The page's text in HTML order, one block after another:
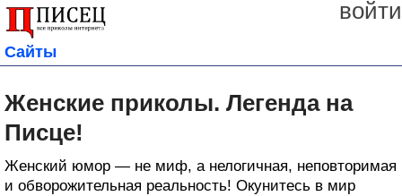
войти
Сайты
Женские приколы. Легенда на
Писце!
Женский юмор — не миф, а нелогичная, неповторимая
и обворожительная реальность! Окунитесь в мир